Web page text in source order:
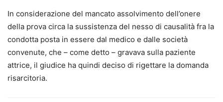
In considerazione del mancato assolvimento dell’onere
della prova circa la sussistenza del nesso di causalità fra la
condotta posta in essere dal medico e dalle società
convenute, che – come detto – gravava sulla paziente
attrice, il giudice ha quindi deciso di rigettare la domanda
risarcitoria.